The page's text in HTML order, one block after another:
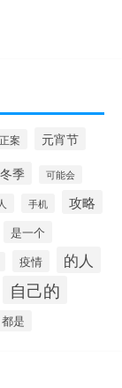
案 元宵节
冬季 可能会
手机 攻略
是一个
疫情 的人
自己的
都是